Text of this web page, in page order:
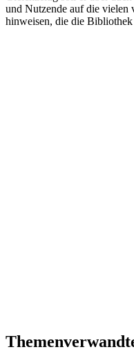
und Nutzende auf die vielen
hinweisen, die die